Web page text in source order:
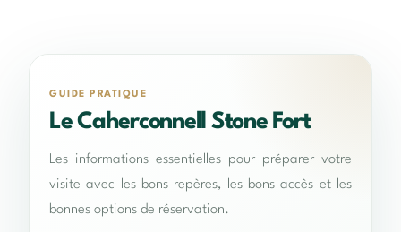
GUIDE PRATIQUE
Le Caherconnell Stone Fort
Les informations essentielles pour préparer votre
visite avec les bons repères, les bons accès et les
bonnes options de réservation.